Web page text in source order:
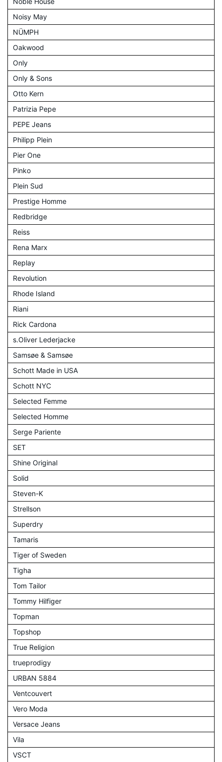
Noisy May
NÜMPH
Oakwood
Only
Only & Sons
Otto Kern
Patrizia Pepe
PEPE Jeans
Philipp Plein
Pier One
Pinko
Plein Sud
Prestige Homme
Redbridge
Reiss
Rena Marx
Replay
Revolution
Rhode Island
Riani
Rick Cardona
s.Oliver Lederjacke
Samsøe & Samsøe
Schott Made in USA
Schott NYC
Selected Femme
Selected Homme
Serge Pariente
SET
Shine Original
Solid
Steven-K
Strellson
Superdry
Tamaris
Tiger of Sweden
Tigha
Tom Tailor
Tommy Hilfiger
Topman
Topshop
True Religion
trueprodigy
URBAN 5884
Ventcouvert
Vero Moda
Versace Jeans
Vila
VSCT